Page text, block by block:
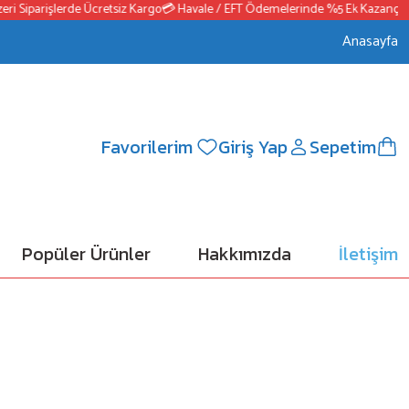
Ücretsiz Kargo💳 Havale / EFT Ödemelerinde %5 Ek Kazanç
Anasayfa
Favorilerim Giriş Yap Sepetim
Popüler Ürünler Hakkımızda İletişim